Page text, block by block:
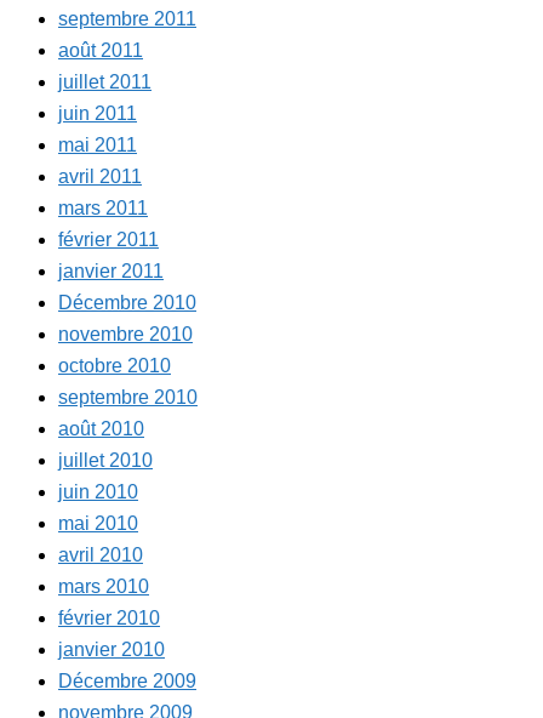
septembre 2011
août 2011
juillet 2011
juin 2011
mai 2011
avril 2011
mars 2011
février 2011
janvier 2011
Décembre 2010
novembre 2010
octobre 2010
septembre 2010
août 2010
juillet 2010
juin 2010
mai 2010
avril 2010
mars 2010
février 2010
janvier 2010
Décembre 2009
novembre 2009